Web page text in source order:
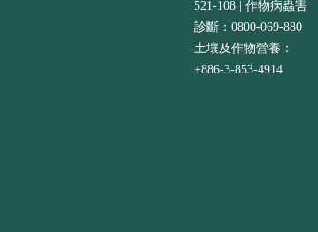
521-108 | 作物病蟲害
診斷：0800-069-880
土壤及作物營養：
+886-3-853-4914